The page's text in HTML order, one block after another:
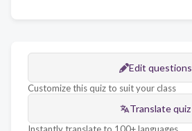
Edit questions
Customize this quiz to suit your class
Translate quiz